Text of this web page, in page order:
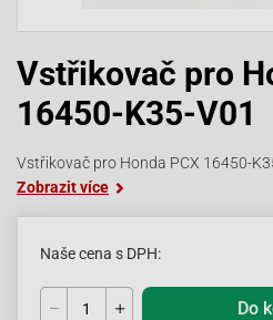
Vstřikovač pro
16450-K35-V01
Vstřikovač pro Honda PCX 16450-
Zobrazit více
Naše cena s DPH:
Do